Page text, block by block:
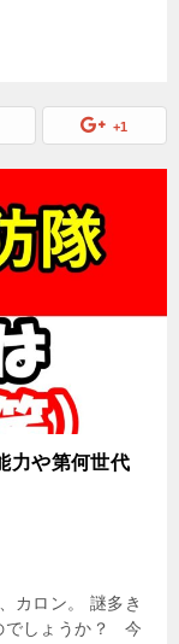
+1
力や第何世代
カロン。 謎多き
でしょうか？ 今